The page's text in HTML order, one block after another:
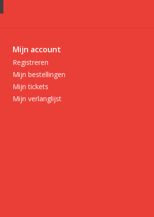
Mijn account
Registreren
Mijn bestellingen
Mijn tickets
Mijn verlanglijst